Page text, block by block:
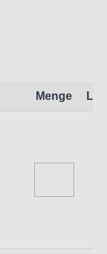
Menge